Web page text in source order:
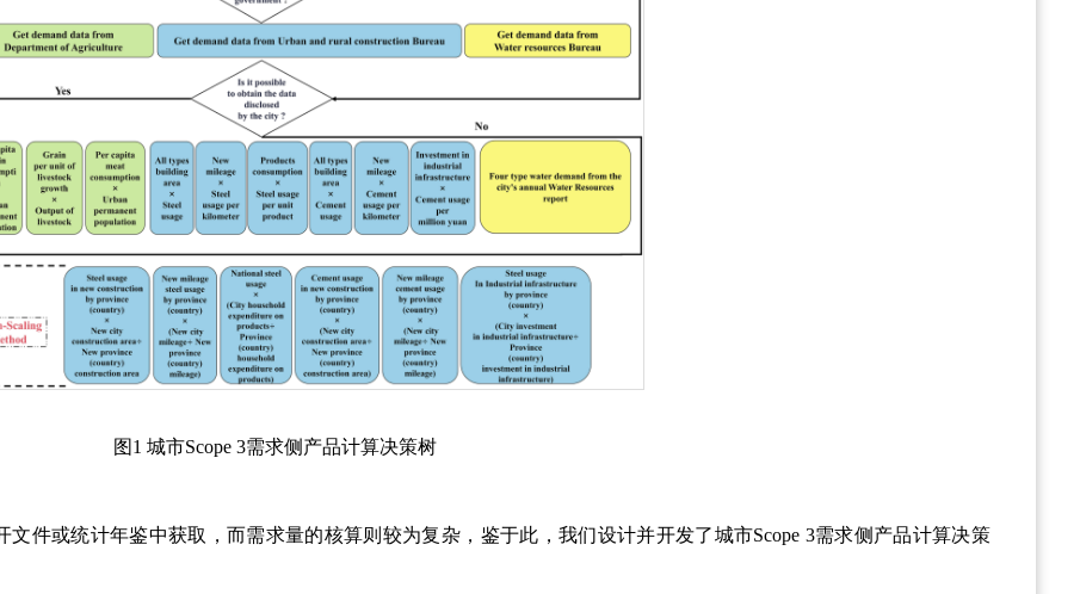
图1城市Scope 3需求侧产品计算决策树
文件或统计年鉴中获取，而需求量的核算则较为复杂，鉴于此，我们设计并开发了城市Scope 3需求侧产品计算决策